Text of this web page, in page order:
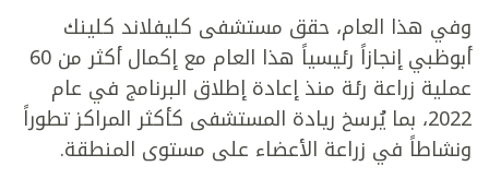
وفي هذا العام، حقق مستشفى كليفلاند كلينك
أبوظبي إنجازاً رئيسياً هذا العام مع إكمال أكثر من 60
عملية زراعة رئة منذ إعادة إطلاق البرنامج في عام
2022، بما يُرسخ ريادة المستشفى كأكثر المراكز تطوراً
ونشاطاً في زراعة الأعضاء على مستوى المنطقة.